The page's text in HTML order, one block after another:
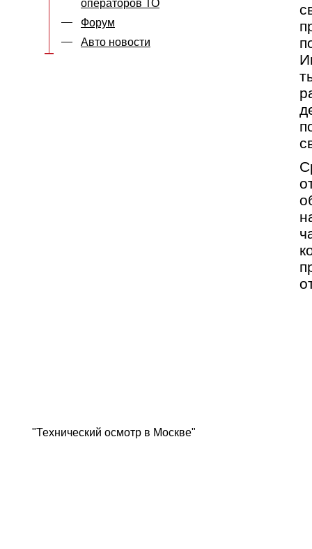
операторов ТО
Форум
Авто новости
"Технический осмотр в Москве"